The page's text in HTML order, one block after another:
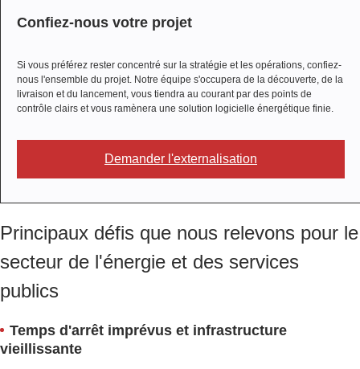
Confiez-nous votre projet
Si vous préférez rester concentré sur la stratégie et les opérations, confiez-
nous l'ensemble du projet. Notre équipe s'occupera de la découverte, de la
livraison et du lancement, vous tiendra au courant par des points de
contrôle clairs et vous ramènera une solution logicielle énergétique finie.
Demander l'externalisation
Principaux défis que nous relevons pour le
secteur de l'énergie et des services
publics
Temps d'arrêt imprévus et infrastructure
vieillissante